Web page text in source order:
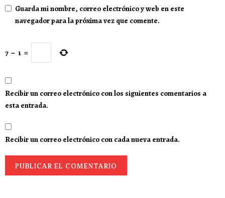
Guarda mi nombre, correo electrónico y web en este
navegador para la próxima vez que comente.
7 − 1 =
Recibir un correo electrónico con los siguientes comentarios a
esta entrada.
Recibir un correo electrónico con cada nueva entrada.